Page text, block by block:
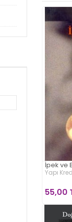
İpek ve
Yapı
55,00